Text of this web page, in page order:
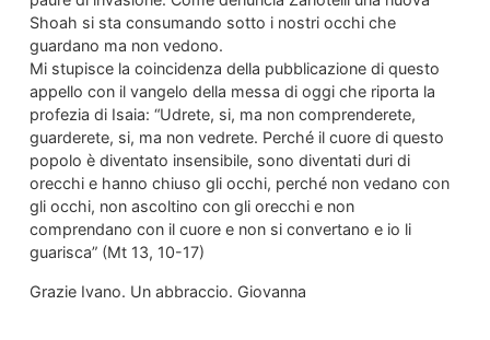
Shoah si sta consumando sotto i nostri occhi che
guardano ma non vedono.
Mi stupisce la coincidenza della pubblicazione di questo
appello con il vangelo della messa di oggi che riporta la
profezia di Isaia: “Udrete, si, ma non comprenderete,
guarderete, si, ma non vedrete. Perché il cuore di questo
popolo è diventato insensibile, sono diventati duri di
orecchi e hanno chiuso gli occhi, perché non vedano con
gli occhi, non ascoltino con gli orecchi e non
comprendano con il cuore e non si convertano e io li
guarisca” (Mt 13, 10-17)
Grazie Ivano. Un abbraccio. Giovanna